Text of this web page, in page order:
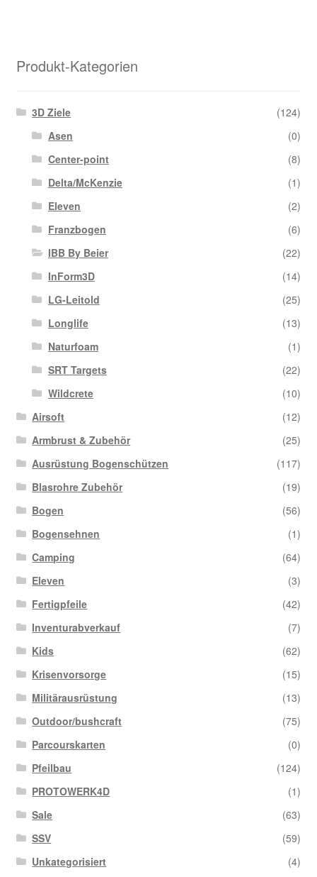
Produkt-Kategorien
3D Ziele
(124)
Asen
(0)
Center-point
(8)
Delta/McKenzie
(1)
Eleven
(2)
Franzbogen
(6)
IBB By Beier
(22)
InForm3D
(14)
LG-Leitold
(25)
Longlife
(13)
Naturfoam
(1)
SRT Targets
(22)
Wildcrete
(10)
Airsoft
(12)
Armbrust & Zubehör
(25)
Ausrüstung Bogenschützen
(117)
Blasrohre Zubehör
(19)
Bogen
(56)
Bogensehnen
(1)
Camping
(64)
Eleven
(3)
Fertigpfeile
(42)
Inventurabverkauf
(7)
Kids
(62)
Krisenvorsorge
(15)
Militärausrüstung
(13)
Outdoor/bushcraft
(75)
Parcourskarten
(0)
Pfeilbau
(124)
PROTOWERK4D
(1)
Sale
(63)
SSV
(59)
Unkategorisiert
(4)